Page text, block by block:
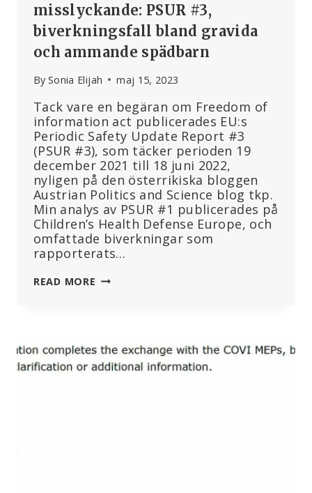
misslyckande: PSUR #3,
biverkningsfall bland gravida
och ammande spädbarn
By Sonia Elijah maj 15, 2023
Tack vare en begäran om Freedom of
information act publicerades EU:s
Periodic Safety Update Report #3
(PSUR #3), som täcker perioden 19
december 2021 till 18 juni 2022,
nyligen på den österrikiska bloggen
Austrian Politics and Science blog tkp.
Min analys av PSUR #1 publicerades på
Children’s Health Defense Europe, och
omfattade biverkningar som
rapporterats…
READ MORE EMA:S
DERAS
TOTALA